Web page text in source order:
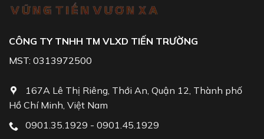
CÔNG TY TNHH TM VLXD TIẾN TRƯỜNG
MST: 0313972500
167A Lê Thị Riêng, Thới An, Quận 12, Thành phố
Hồ Chí Minh, Việt Nam
0901.35.1929 - 0901.45.1929